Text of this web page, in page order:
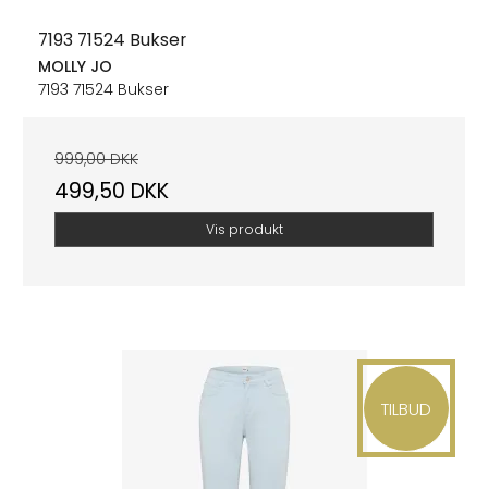
7193 71524 Bukser
MOLLY JO
7193 71524 Bukser
999,00 DKK
499,50 DKK
Vis produkt
TILBUD